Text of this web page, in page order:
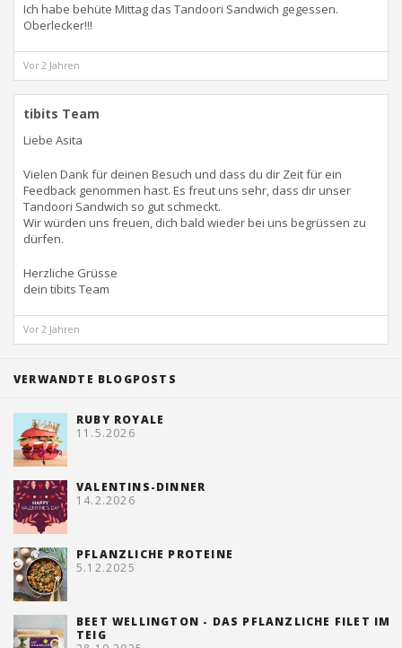
Ich habe behüte Mittag das Tandoori Sandwich gegessen.
Oberlecker!!!
Vor 2 Jahren
tibits Team
Liebe Asita
Vielen Dank für deinen Besuch und dass du dir Zeit für ein
Feedback genommen hast. Es freut uns sehr, dass dir unser
Tandoori Sandwich so gut schmeckt.
Wir würden uns freuen, dich bald wieder bei uns begrüssen zu
dürfen.
Herzliche Grüsse
dein tibits Team
Vor 2 Jahren
VERWANDTE BLOGPOSTS
RUBY ROYALE
11.5.2026
VALENTINS-DINNER
14.2.2026
PFLANZLICHE PROTEINE
5.12.2025
BEET WELLINGTON - DAS PFLANZLICHE FILET IM
TEIG